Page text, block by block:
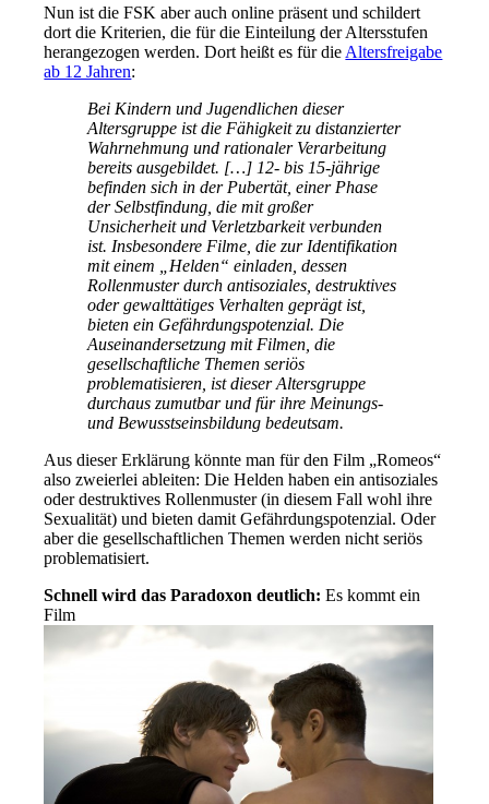
Nun ist die FSK aber auch online präsent und schildert
dort die Kriterien, die für die Einteilung der Altersstufen
herangezogen werden. Dort heißt es für die Altersfreigabe
ab 12 Jahren:
Bei Kindern und Jugendlichen dieser
Altersgruppe ist die Fähigkeit zu distanzierter
Wahrnehmung und rationaler Verarbeitung
bereits ausgebildet. […] 12- bis 15-jährige
befinden sich in der Pubertät, einer Phase
der Selbstfindung, die mit großer
Unsicherheit und Verletzbarkeit verbunden
ist. Insbesondere Filme, die zur Identifikation
mit einem „Helden“ einladen, dessen
Rollenmuster durch antisoziales, destruktives
oder gewalttätiges Verhalten geprägt ist,
bieten ein Gefährdungspotenzial. Die
Auseinandersetzung mit Filmen, die
gesellschaftliche Themen seriös
problematisieren, ist dieser Altersgruppe
durchaus zumutbar und für ihre Meinungs-
und Bewusstseinsbildung bedeutsam.
Aus dieser Erklärung könnte man für den Film „Romeos“
also zweierlei ableiten: Die Helden haben ein antisoziales
oder destruktives Rollenmuster (in diesem Fall wohl ihre
Sexualität) und bieten damit Gefährdungspotenzial. Oder
aber die gesellschaftlichen Themen werden nicht seriös
problematisiert.
Schnell wird das Paradoxon deutlich: Es kommt ein
Film